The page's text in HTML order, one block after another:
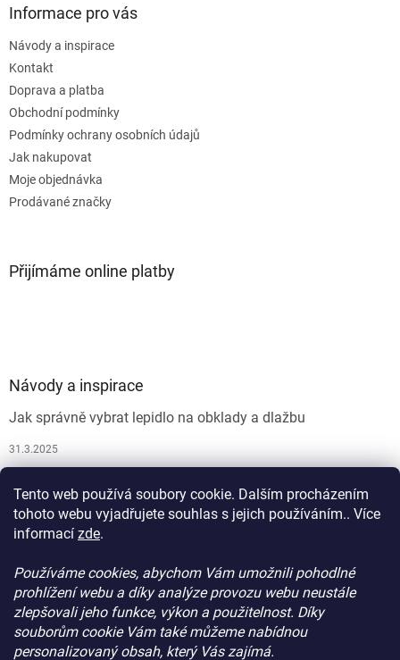
Tento web používá soubory cookie. Dalším procházením
tohoto webu vyjadřujete souhlas s jejich používáním.. Více
informací zde.
Používáme cookies, abychom Vám umožnili pohodlné
prohlížení webu a díky analýze provozu webu neustále
zlepšovali jeho funkce, výkon a použitelnost. Díky
souborům cookie Vám také můžeme nabídnou
personalizovaný obsah, který Vás zajímá.
Informace pro vás
Návody a inspirace
Kontakt
Doprava a platba
Obchodní podmínky
Podmínky ochrany osobních údajů
Jak nakupovat
Moje objednávka
Prodávané značky
Přijímáme online platby
Návody a inspirace
Jak správně vybrat lepidlo na obklady a dlažbu
31.3.2025